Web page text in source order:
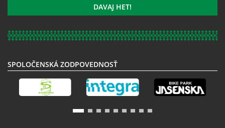
odberu
DAVAJ HET!
SPOLOČENSKÁ ZODPOVEDNOSŤ